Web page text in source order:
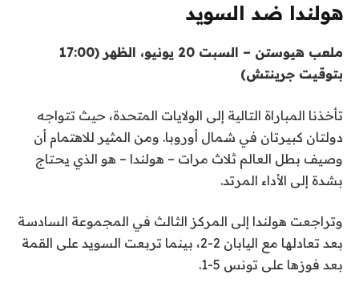
هولندا ضد السويد
ملعب هيوستن – السبت 20 يونيو، الظهر (17:00
بتوقيت جرينتش)
تأخذنا المباراة التالية إلى الولايات المتحدة، حيث تتواجه
دولتان كبيرتان في شمال أوروبا. ومن المثير للاهتمام أن
وصيف بطل العالم ثلاث مرات – هولندا – هو الذي يحتاج
بشدة إلى الأداء المرتد.
وتراجعت هولندا إلى المركز الثالث في المجموعة السادسة
بعد تعادلها مع اليابان 2-2، بينما تربعت السويد على القمة
بعد فوزها على تونس 5-1.